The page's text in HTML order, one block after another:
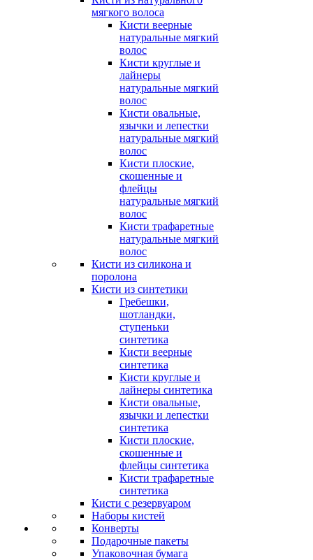
мягкого волоса
Кисти веерные
натуральные мягкий
волос
Кисти круглые и
лайнеры
натуральные мягкий
волос
Кисти овальные,
язычки и лепестки
натуральные мягкий
волос
Кисти плоские,
скошенные и
флейцы
натуральные мягкий
волос
Кисти трафаретные
натуральные мягкий
волос
Кисти из силикона и
поролона
Кисти из синтетики
Гребешки,
шотландки,
ступеньки
синтетика
Кисти веерные
синтетика
Кисти круглые и
лайнеры синтетика
Кисти овальные,
язычки и лепестки
синтетика
Кисти плоские,
скошенные и
флейцы синтетика
Кисти трафаретные
синтетика
Кисти с резервуаром
Наборы кистей
Конверты
Подарочные пакеты
Упаковочная бумага